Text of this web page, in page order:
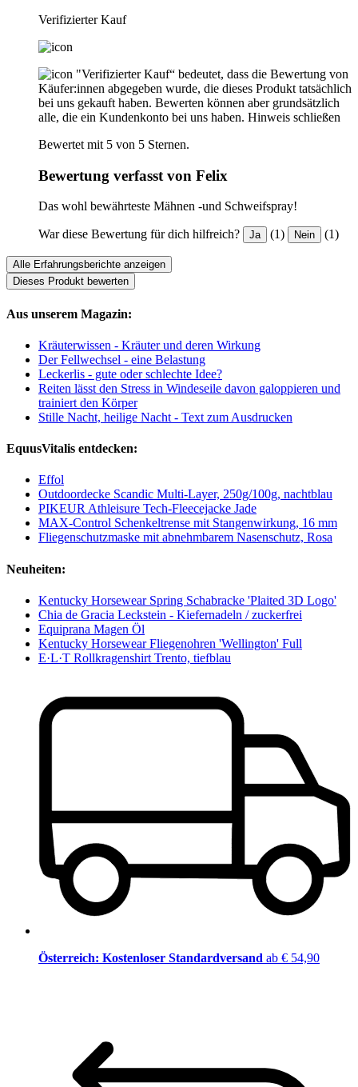
Verifizierter Kauf
"Verifizierter Kauf“ bedeutet, dass die Bewertung von
Käufer:innen abgegeben wurde, die dieses Produkt tatsächlich
bei uns gekauft haben. Bewerten können aber grundsätzlich
alle, die ein Kundenkonto bei uns haben. Hinweis schließen
Bewertet mit 5 von 5 Sternen.
Bewertung verfasst von Felix
Das wohl bewährteste Mähnen -und Schweifspray!
War diese Bewertung für dich hilfreich? Ja (1) Nein (1)
Alle Erfahrungsberichte anzeigen
Dieses Produkt bewerten
Aus unserem Magazin:
Kräuterwissen - Kräuter und deren Wirkung
Der Fellwechsel - eine Belastung
Leckerlis - gute oder schlechte Idee?
Reiten lässt den Stress in Windeseile davon galoppieren und
trainiert den Körper
Stille Nacht, heilige Nacht - Text zum Ausdrucken
EquusVitalis entdecken:
Effol
Outdoordecke Scandic Multi-Layer, 250g/100g, nachtblau
PIKEUR Athleisure Tech-Fleecejacke Jade
MAX-Control Schenkeltrense mit Stangenwirkung, 16 mm
Fliegenschutzmaske mit abnehmbarem Nasenschutz, Rosa
Neuheiten:
Kentucky Horsewear Spring Schabracke 'Plaited 3D Logo'
Chia de Gracia Leckstein - Kiefernadeln / zuckerfrei
Equiprana Magen Öl
Kentucky Horsewear Fliegenohren 'Wellington' Full
E·L·T Rollkragenshirt Trento, tiefblau
Österreich: Kostenloser Standardversand ab € 54,90